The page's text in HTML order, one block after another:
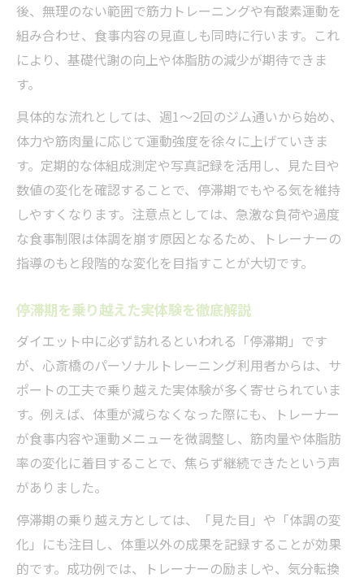
後、無理のない範囲で筋力トレーニングや有酸素運動を
組み合わせ、食事内容の見直しも同時に行います。これ
により、基礎代謝の向上や体脂肪の減少が期待できま
す。
具体的な流れとしては、週1～2回のジム通いから始め、
体力や筋肉量に応じて運動強度を徐々に上げていきま
す。定期的な体組成測定や写真記録を活用し、見た目や
数値の変化を確認することで、停滞期でもやる気を維持
しやすくなります。注意点としては、急激な負荷や過度
な食事制限は体調を崩す原因となるため、トレーナーの
指導のもと段階的な変化を目指すことが大切です。
停滞期を乗り越えた実体験を徹底解説
ダイエット中に必ず訪れるといわれる「停滞期」です
が、心斎橋のパーソナルトレーニング利用者からは、サ
ポートの工夫で乗り越えた実体験が多く寄せられていま
す。例えば、体重が減らなくなった際にも、トレーナー
が食事内容や運動メニューを微調整し、筋肉量や体脂肪
率の変化に着目することで、焦らず継続できたという声
がありました。
停滞期の乗り越え方としては、「見た目」や「体調の変
化」にも注目し、体重以外の成果を記録することが効果
的です。成功例では、トレーナーの励ましや、気分転換